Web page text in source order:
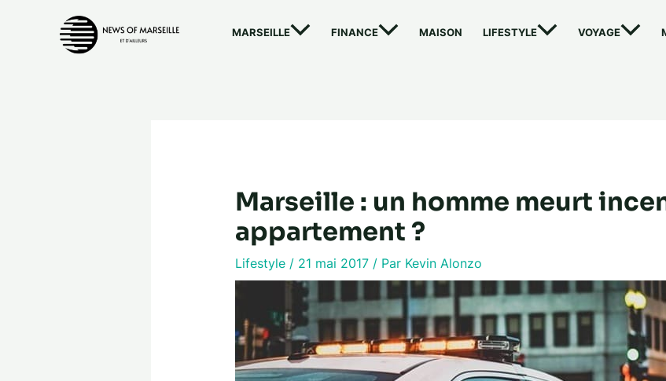
MARSEILLE FINANCE MAISON LIFESTYLE VOYAGE
Marseille : un homme meurt
appartement ?
Lifestyle/ 21 mai 2017 / Par Kevin Alonzo